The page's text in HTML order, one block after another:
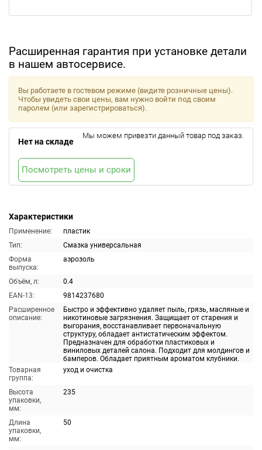
Расширенная гарантия при установке детали
в нашем автосервисе.
Характеристики
Применение:
пластик
Тип:
Смазка универсальная
Форма
выпуска:
аэрозоль
Объём, л:
0.4
EAN-13:
9814237680
Расширенное
описание:
Быстро и эффективно удаляет пыль, грязь, масляные и
никотиновые загрязнения. Защищает от старения и
выгорания, восстанавливает первоначальную
структуру, обладает антистатическим эффектом.
Предназначен для обработки пластиковых и
виниловых деталей салона. Подходит для молдингов и
бамперов. Обладает приятным ароматом клубники.
Товарная
группа:
уход и очистка
Высота
упаковки,
мм:
235
Длина
упаковки,
мм:
50
Вы работаете в гостевом режиме (видите розничные цены).
Чтобы увидеть свои цены, вам нужно войти под своим
паролем (или зарегистрироваться).
Нет на складе
Мы можем привезти данный товар под заказ.
Посмотреть цены и сроки